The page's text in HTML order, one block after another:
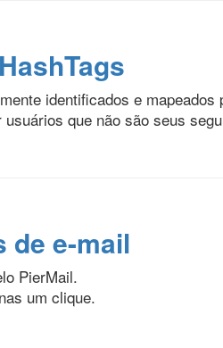
identificados e
que não são seus
de e-mail
PierMail.
um clique.